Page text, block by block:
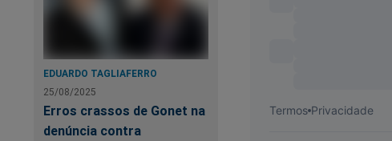
EDUARDO TAGLIAFERRO
25/08/2025
Erros crassos de Gonet na
denúncia contra